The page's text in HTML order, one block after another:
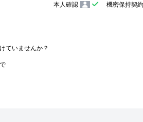
本人確認
機密保持契
ていませんか？